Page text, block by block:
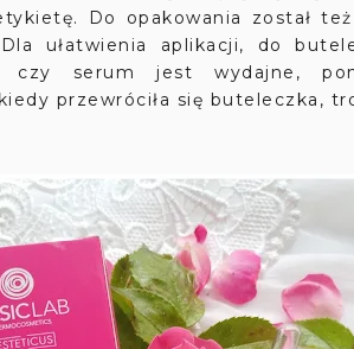
Do opakowania został
ułatwienia aplikacji, do
czy serum jest wydajne,
przewróciła się buteleczka,